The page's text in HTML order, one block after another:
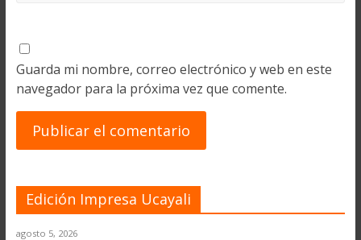
Guarda mi nombre, correo electrónico y web en este
navegador para la próxima vez que comente.
Edición Impresa Ucayali
agosto 5, 2026